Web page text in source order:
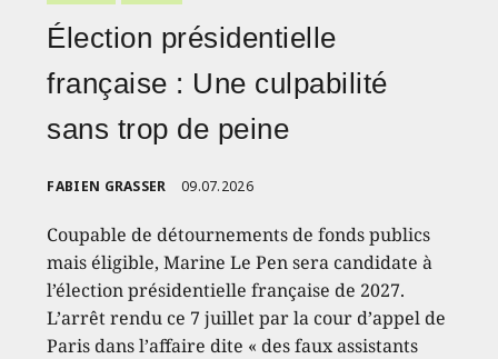
Élection présidentielle
française : Une culpabilité
sans trop de peine
FABIEN GRASSER 09.07.2026
Coupable de détournements de fonds publics
mais éligible, Marine Le Pen sera candidate à
l’élection présidentielle française de 2027.
L’arrêt rendu ce 7 juillet par la cour d’appel de
Paris dans l’affaire dite « des faux assistants